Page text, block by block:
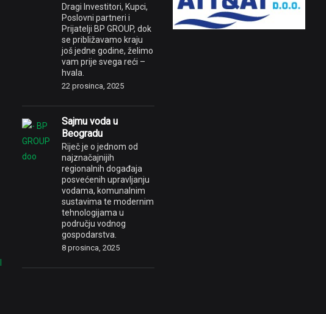
Dragi Investitori, Kupci,
Poslovni partneri i
Prijatelji BP GROUP, dok
se približavamo kraju
još jedne godine, želimo
vam prije svega reći –
hvala.
22 prosinca, 2025
Sajmu voda u
Beogradu
Riječ je o jednom od
najznačajnijih
regionalnih događaja
posvećenih upravljanju
vodama, komunalnim
sustavima te modernim
tehnologijama u
području vodnog
gospodarstva.
8 prosinca, 2025